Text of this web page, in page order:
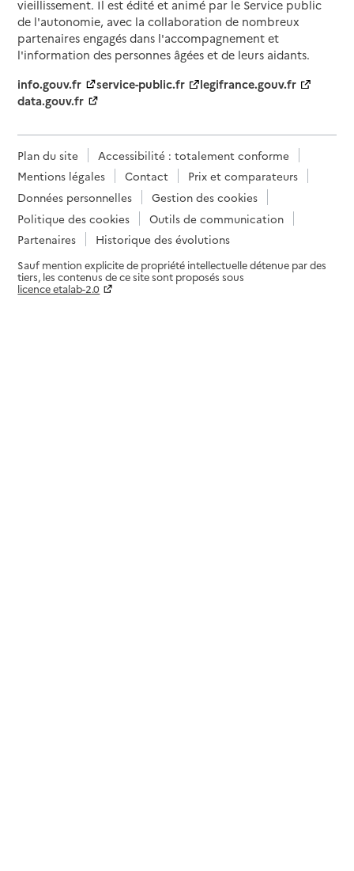
vieillissement. Il est édité et animé par le Service public
de l'autonomie, avec la collaboration de nombreux
partenaires engagés dans l'accompagnement et
l'information des personnes âgées et de leurs aidants.
info.gouv.fr
service-public.fr
legifrance.gouv.fr
data.gouv.fr
Plan du site
Accessibilité : totalement conforme
Mentions légales
Contact
Prix et comparateurs
Données personnelles
Gestion des cookies
Politique des cookies
Outils de communication
Partenaires
Historique des évolutions
Sauf mention explicite de propriété intellectuelle détenue par des
tiers, les contenus de ce site sont proposés sous
licence etalab-2.0